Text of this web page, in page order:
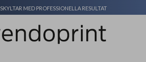
SKYLTAR MED PROFESSIONELLA RESULTAT